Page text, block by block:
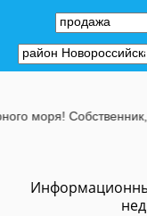
для